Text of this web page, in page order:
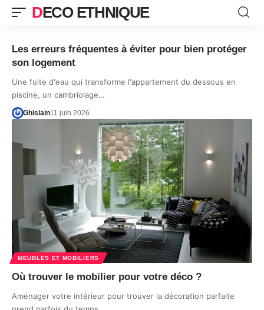
DECO ETHNIQUE
Les erreurs fréquentes à éviter pour bien protéger
son logement
Une fuite d'eau qui transforme l'appartement du dessous en
piscine, un cambriolage…
Ghislain11 juin 2026
MEUBLES ET MOBILIERS
Où trouver le mobilier pour votre déco ?
Aménager votre intérieur pour trouver la décoration parfaite